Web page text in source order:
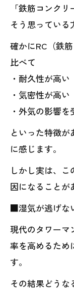
「鉄筋コンク
そう思ってい
確かにRC（鉄
比べて
・耐久性が高い
・気密性が高い
・外気の影響を
といった特徴が
に感じます。
しかし実は、
因になること
■湿気が逃げな
現代のタワーマ
率を高めるため
す。
その結果どう